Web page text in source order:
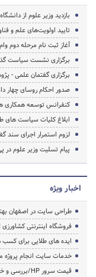
بازدید وزیر علوم از
تایید اولویت‌های علم و
آغاز ثبت نام مرحله دوم
برگزاری نشست سیاست
برگزاری گفتمان علمی -
صدور احکام روسای چهار
کنفرانس توسعه همکاری
ابلاغ کلیات سیاست های
لزوم استمرار اجرای سند
پیام تسلیت وزیر علوم
اخبار ویژه
طراحی سایت در اصفهان
فروشگاه اینترنتی کشاورزی
ایده های طلایی برای کسب
خدمات سایت انجام پروژه
قیمت سرور HP/بررسی و خرید سرور اچ پی